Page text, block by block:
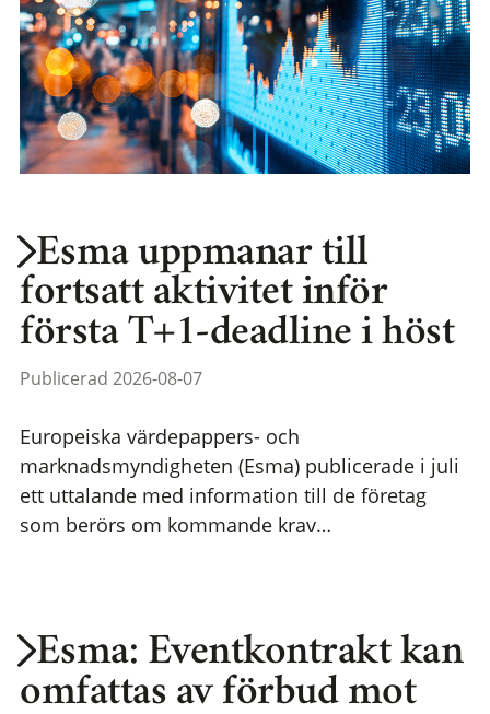
Esma uppmanar till
fortsatt aktivitet inför
första T+1-deadline i höst
Publicerad 2026-08-07
Europeiska värdepappers- och
marknadsmyndigheten (Esma) publicerade i juli
ett uttalande med information till de företag
som berörs om kommande krav…
Esma: Eventkontrakt kan
omfattas av förbud mot